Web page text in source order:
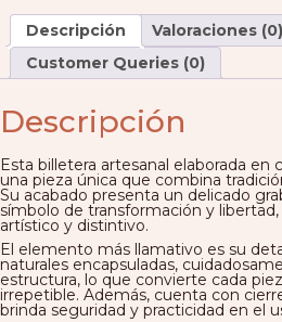
Descripción
Valoraciones (0)
Customer Queries (0)
Descripción
Esta billetera artesanal elaborada en
una pieza única que combina
Su acabado presenta un delicado
símbolo de transformación y
artístico y distintivo.
El elemento más llamativo es su
naturales encapsuladas,
estructura, lo que convierte cada
irrepetible. Además, cuenta con
brinda seguridad y practicidad en el